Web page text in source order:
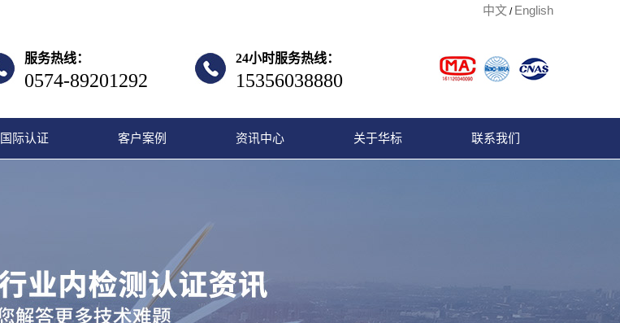
中文 / English
服务热线：
0574-89201292
24小时服务热线：
15356038880
国际认证 客户案例 资讯中心 关于华标 联系我们